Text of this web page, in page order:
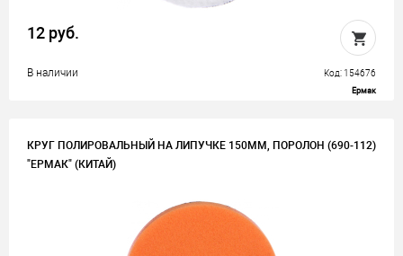
12 руб.
В наличии Код: 154676
Ермак
КРУГ ПОЛИРОВАЛЬНЫЙ НА ЛИПУЧКЕ 150ММ, ПОРОЛОН (690-112)
"ЕРМАК" (КИТАЙ)